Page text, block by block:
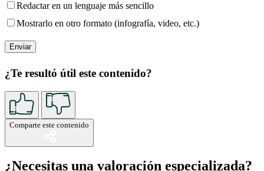
Redactar en un lenguaje más sencillo
Mostrarlo en otro formato (infografía, video, etc.)
¿Te resultó útil este contenido?
Comparte este contenido
¿Necesitas una valoración especializada?